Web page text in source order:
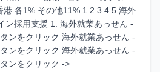
港 各1% その他11% 1 2 3 4 5 海外
ン採用支援 1. 海外就業あっせん -
ンをクリック 海外就業あっせん -
ンをクリック 海外就業あっせん -
ンをクリック ->